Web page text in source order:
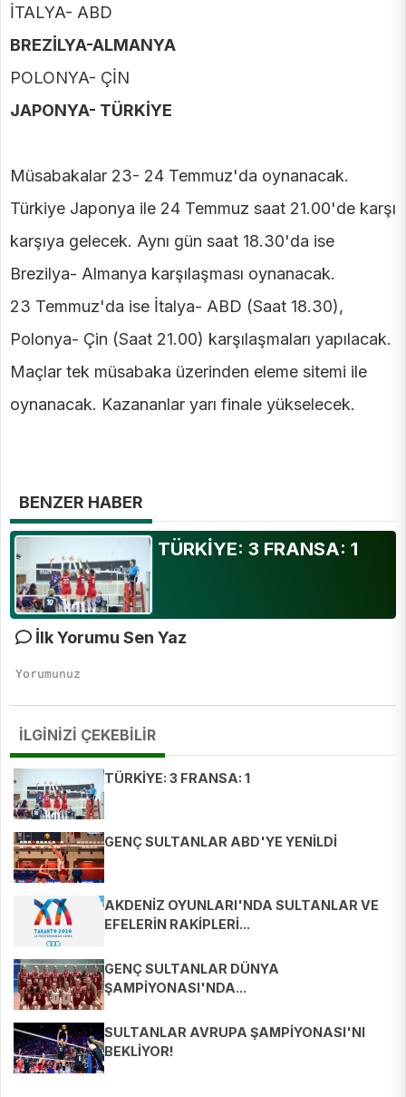
İTALYA- ABD
BREZİLYA-ALMANYA
POLONYA- ÇİN
JAPONYA- TÜRKİYE
Müsabakalar 23- 24 Temmuz'da oynanacak.
Türkiye Japonya ile 24 Temmuz saat 21.00'de karşı
karşıya gelecek. Aynı gün saat 18.30'da ise
Brezilya- Almanya karşılaşması oynanacak.
23 Temmuz'da ise İtalya- ABD (Saat 18.30),
Polonya- Çin (Saat 21.00) karşılaşmaları yapılacak.
Maçlar tek müsabaka üzerinden eleme sitemi ile
oynanacak. Kazananlar yarı finale yükselecek.
BENZER HABER
TÜRKİYE: 3 FRANSA: 1
İlk Yorumu Sen Yaz
İLGİNİZİ ÇEKEBİLİR
TÜRKİYE: 3 FRANSA: 1
GENÇ SULTANLAR ABD'YE YENİLDİ
AKDENİZ OYUNLARI'NDA SULTANLAR VE
EFELERİN RAKİPLERİ...
GENÇ SULTANLAR DÜNYA
ŞAMPİYONASI'NDA...
SULTANLAR AVRUPA ŞAMPİYONASI'NI
BEKLİYOR!